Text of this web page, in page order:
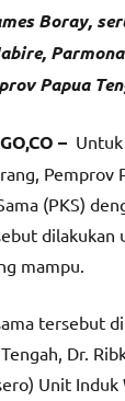
Boray,
Papua
–
Pemprov
(PKS)
dilakukan
mampu.
tersebut
Dr.
Unit Induk